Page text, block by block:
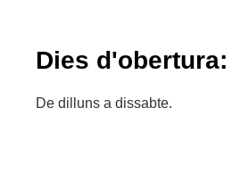
Dies d'obertura:
De dilluns a dissabte.